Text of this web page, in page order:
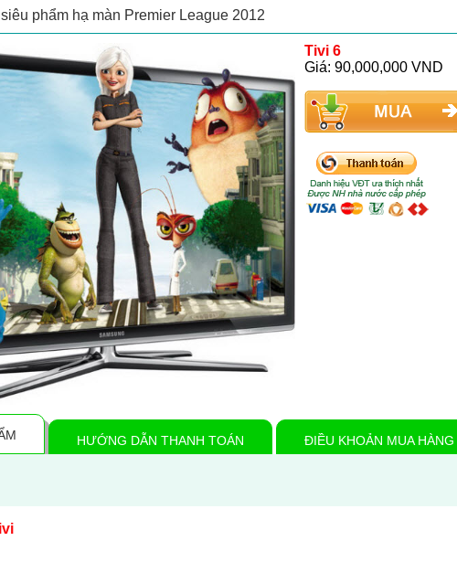
HotGirls cổ động chuyên nghiệp cho Saigon Heat
siêu phẩm hạ màn Premier League 2012
Tivi 6
Giá: 90,000,000 VND
HƯỚNG DẪN THANH TOÁN ĐIỀU KHOẢN MUA HÀNG